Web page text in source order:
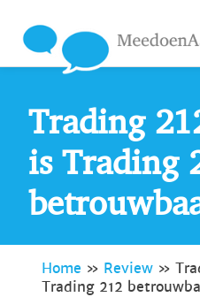
Trading
is Trading
Home » Review »
Trading 212